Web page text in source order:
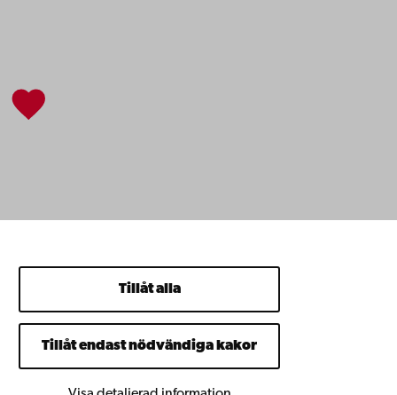
Tillåt alla
Tillåt endast nödvändiga kakor